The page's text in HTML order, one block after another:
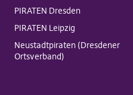
PIRATEN Dresden
PIRATEN Leipzig
Neustadtpiraten (Dresdener
Ortsverband)